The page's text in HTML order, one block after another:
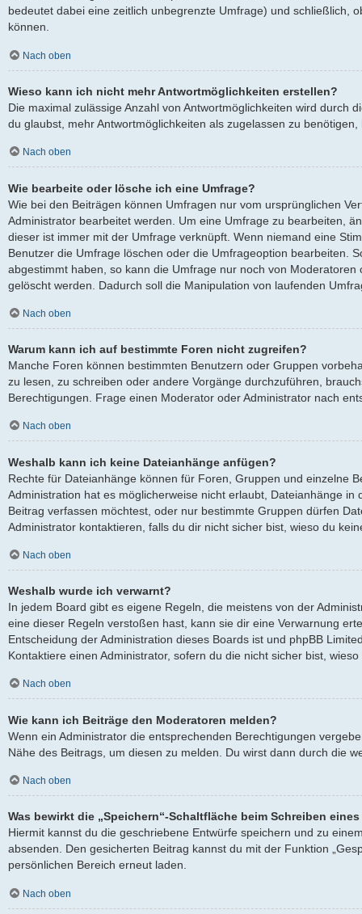
bedeutet dabei eine zeitlich unbegrenzte Umfrage) und schließlich,
können.
Nach oben
Wieso kann ich nicht mehr Antwortmöglichkeiten erstellen?
Die maximal zulässige Anzahl von Antwortmöglichkeiten wird durch
du glaubst, mehr Antwortmöglichkeiten als zugelassen zu
Nach oben
Wie bearbeite oder lösche ich eine Umfrage?
Wie bei den Beiträgen können Umfragen nur vom ursprünglichen
Administrator bearbeitet werden. Um eine Umfrage zu bearbeiten,
dieser ist immer mit der Umfrage verknüpft. Wenn niemand eine
Benutzer die Umfrage löschen oder die Umfrageoption bearbeiten.
abgestimmt haben, so kann die Umfrage nur noch von
gelöscht werden. Dadurch soll die Manipulation von laufenden
Nach oben
Warum kann ich auf bestimmte Foren nicht zugreifen?
Manche Foren können bestimmten Benutzern oder Gruppen
zu lesen, zu schreiben oder andere Vorgänge durchzuführen,
Berechtigungen. Frage einen Moderator oder Administrator nach
Nach oben
Weshalb kann ich keine Dateianhänge anfügen?
Rechte für Dateianhänge können für Foren, Gruppen und einzelne
Administration hat es möglicherweise nicht erlaubt, Dateianhänge
Beitrag verfassen möchtest, oder nur bestimmte Gruppen dürfen
Administrator kontaktieren, falls du dir nicht sicher bist, wieso du
Nach oben
Weshalb wurde ich verwarnt?
In jedem Board gibt es eigene Regeln, die meistens von der
eine dieser Regeln verstoßen hast, kann sie dir eine Verwarnung
Entscheidung der Administration dieses Boards ist und phpBB
Kontaktiere einen Administrator, sofern du die nicht sicher bist,
Nach oben
Wie kann ich Beiträge den Moderatoren melden?
Wenn ein Administrator die entsprechenden Berechtigungen
Nähe des Beitrags, um diesen zu melden. Du wirst dann durch die
Nach oben
Was bewirkt die „Speichern“-Schaltfläche beim Schreiben
Hiermit kannst du die geschriebene Entwürfe speichern und zu
absenden. Den gesicherten Beitrag kannst du mit der Funktion
persönlichen Bereich erneut laden.
Nach oben